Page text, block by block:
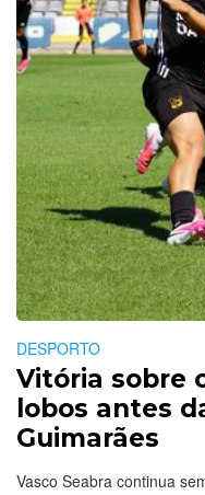
DESPORTO
Vitória sobre
lobos antes
Guimarães
Vasco Seabra continua